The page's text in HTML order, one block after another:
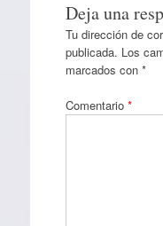
Deja una
Tu dirección de
publicada. Los
marcados con *
Comentario *